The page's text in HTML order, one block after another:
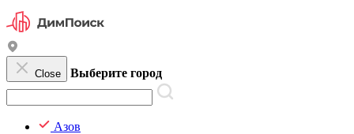
Close Выберите город
Азов